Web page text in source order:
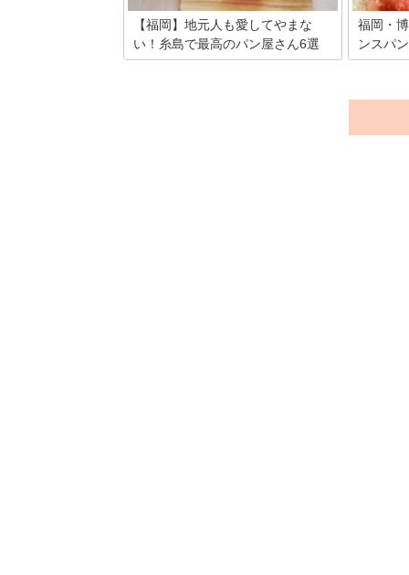
紹介。お
ださい。
【福岡】地元人も愛してやまな
い！糸島で最高のパン屋さん6選
福岡・
ンスパ
ジされる
にバター